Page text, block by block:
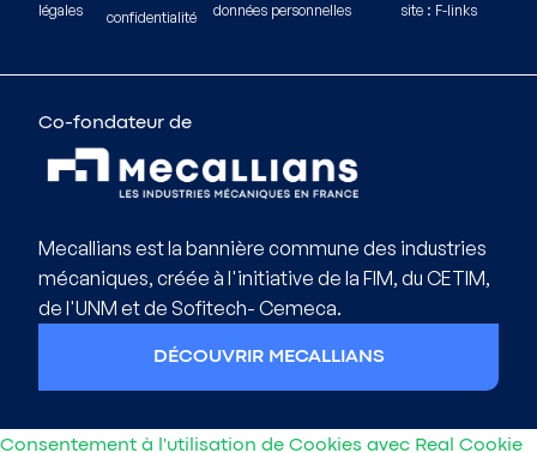
légales
confidentialité
données personnelles
site : F-links
Co-fondateur de
Mecallians est la bannière commune des industries
mécaniques, créée à l'initiative de la FIM, du CETIM,
de l'UNM et de Sofitech- Cemeca.
DÉCOUVRIR MECALLIANS
Consentement à l'utilisation de Cookies avec Real Cookie